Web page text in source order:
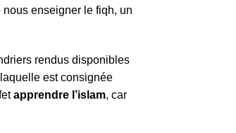
enseigner le fiqh, un
rendus disponibles
est consignée
apprendre l’islam, car